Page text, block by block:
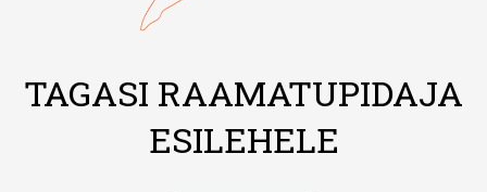
TAGASI RAAMATUPIDAJA
ESILEHELE